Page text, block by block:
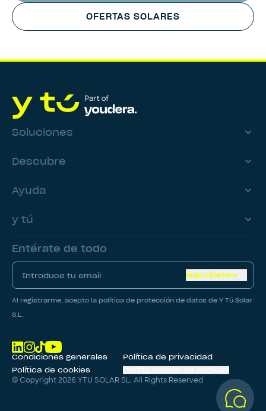
OFERTAS SOLARES
Soluciones
Descubre
Ayuda
y tú
Entérate de todo
Suscríbete
Al registrarme, acepto la política de protección de datos de Y Tú Solar
S.L.
Condiciones generales
Política de privacidad
Política de cookies
© Copyright2026 YTU SOLAR SL. All Rights Reserved